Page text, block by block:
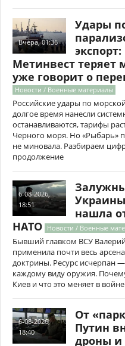
Вчера, 01:36
Удары
Метинвест теряет
уже говорит о
Новости / Военные материалы
Российские удары по
долгое время нанесли
останавливаются, тарифы
Черного моря. Но «Рыбарь»
не миновала. Разбираем
продолжение
6-08-2026,
18:51
нашла
НАТО Новости / Военные
Бывший главком ВСУ
применила почти весь
доктрины. Ресурс исчерпан
каждому виду оружия.
Киев и что это меняет в
6-08-2026,
18:40
От
Путин
дроны